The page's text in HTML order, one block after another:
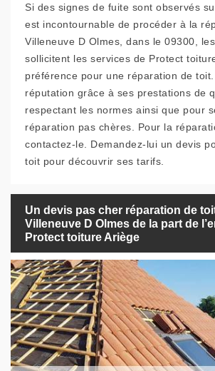
Si des signes de fuite sont observés
est incontournable de procéder à la
Villeneuve D Olmes, dans le 09300,
sollicitent les services de Protect
préférence pour une réparation de
réputation grâce à ses prestations de
respectant les normes ainsi que pour
réparation pas chères. Pour la
contactez-le. Demandez-lui un devis
toit pour découvrir ses tarifs.
Un devis pas cher réparation de
Villeneuve D Olmes de la part de
Protect toiture Ariège